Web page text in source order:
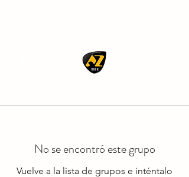
No se encontró este grupo
Vuelve a la lista de grupos e inténtalo